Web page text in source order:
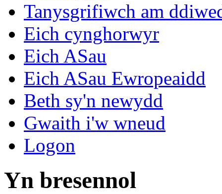
Tanysgrifiwch am
Eich cynghorwyr
Eich ASau
Eich ASau Ewropeaidd
Beth sy'n newydd
Gwaith i'w wneud
Logon
Yn bresennol